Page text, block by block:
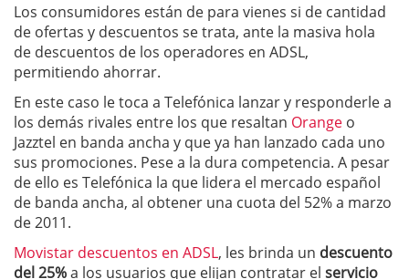
Los consumidores están de para vienes si de cantidad
de ofertas y descuentos se trata, ante la masiva hola
de descuentos de los operadores en ADSL,
permitiendo ahorrar.
En este caso le toca a Telefónica lanzar y responderle a
los demás rivales entre los que resaltan Orange o
Jazztel en banda ancha y que ya han lanzado cada uno
sus promociones. Pese a la dura competencia. A pesar
de ello es Telefónica la que lidera el mercado español
de banda ancha, al obtener una cuota del 52% a marzo
de 2011.
Movistar descuentos en ADSL, les brinda un descuento
del 25%a los usuarios que elijan contratar el servicio